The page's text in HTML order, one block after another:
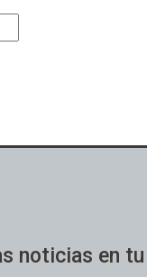
noticias en tu